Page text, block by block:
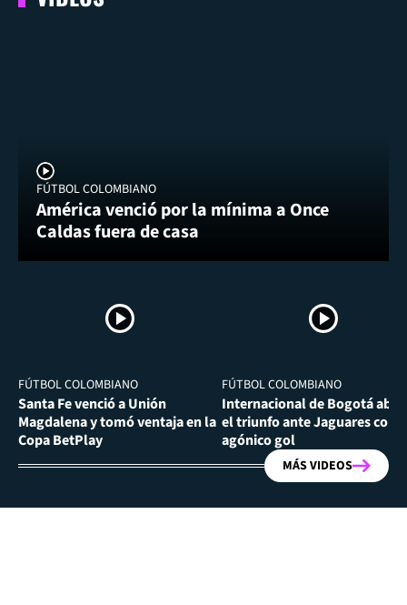
FÚTBOL COLOMBIANO
América venció por la mínima a Once
Caldas fuera de casa
FÚTBOL COLOMBIANO
Santa Fe venció a Unión
Magdalena y tomó ventaja en la
Copa BetPlay
FÚTBOL COLOMBIANO
Internacional de Bogotá
el triunfo ante Jaguares con
agónico gol
MÁS VIDEOS